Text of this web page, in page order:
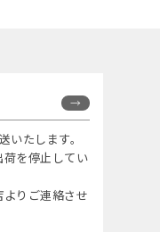
たします。
を停止してい
りご連絡させ